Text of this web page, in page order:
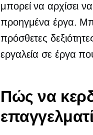
μπορεί να αρχίσει
προηγμένα έργα.
πρόσθετες
εργαλεία σε έργα
Πώς να